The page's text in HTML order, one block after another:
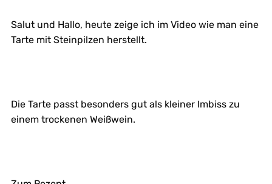
Salut und Hallo, heute zeige ich im Video wie man eine
Tarte mit Steinpilzen herstellt.
Die Tarte passt besonders gut als kleiner Imbiss zu
einem trockenen Weißwein.